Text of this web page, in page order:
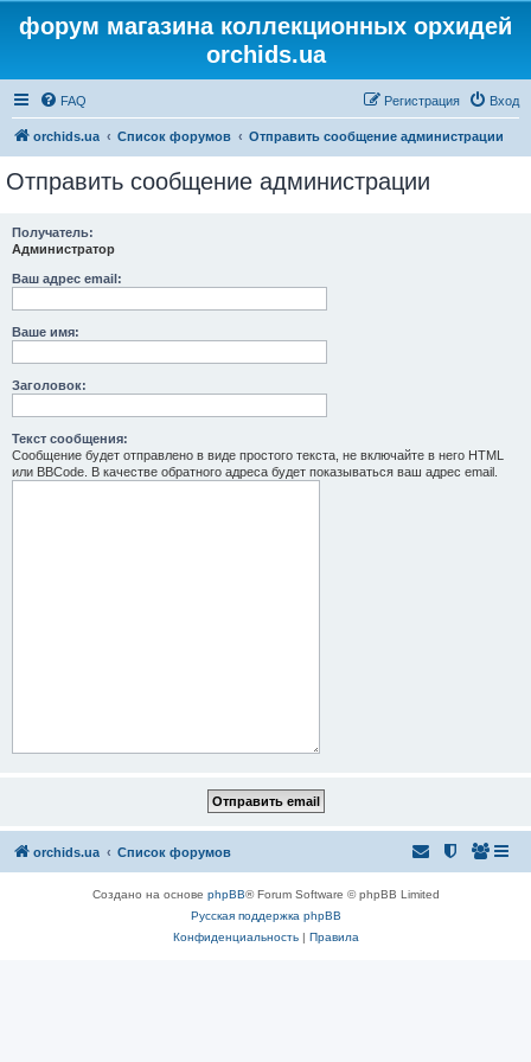
форум магазина коллекционных орхидей
orchids.ua
FAQ Вход
Регистрация
orchids.ua Список форумов Отправить сообщение администрации
Отправить сообщение администрации
Получатель:
Администратор
Ваш адрес email:
Ваше имя:
Заголовок:
Текст сообщения:
Сообщение будет отправлено в виде простого текста, не включайте в него HTML
или BBCode. В качестве обратного адреса будет показываться ваш адрес email.
orchids.ua Список форумов
Создано на основе phpBB® Forum Software © phpBB Limited
Русская поддержка phpBB
Конфиденциальность| Правила